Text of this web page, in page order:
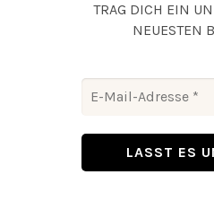
TRAG DICH EIN
NEUESTEN